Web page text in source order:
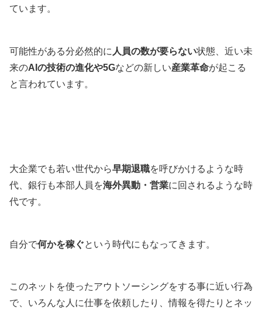
ています。
可能性がある分必然的に 人員の数が要らない状態、近い未
来のAIの技術の進化や5Gなどの新しい産業革命が起こる
と言われています。
大企業でも若い世代から早期退職を呼びかけるような時
代、銀行も本部人員を海外異動・営業に回されるような時
代です。
自分で何かを稼ぐという時代にもなってきます。
このネットを使ったアウトソーシングをする事に近い行為
で、いろんな人に仕事を依頼したり、情報を得たりとネッ